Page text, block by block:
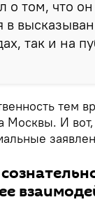
о том, что
в
так и на
тем
Москвы. И